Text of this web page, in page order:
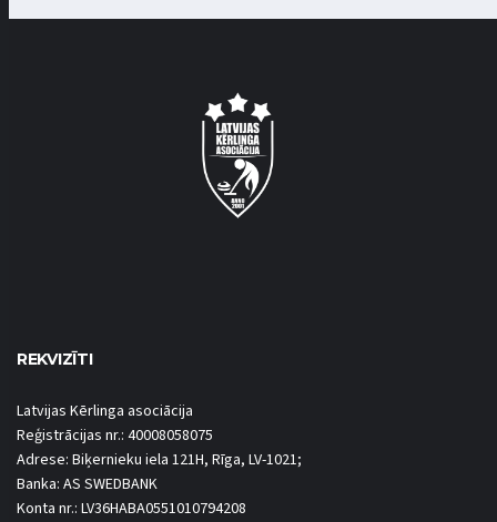
REKVIZĪTI
Latvijas Kērlinga asociācija
Reģistrācijas nr.: 40008058075
Adrese: Biķernieku iela 121H, Rīga, LV-1021;
Banka: AS SWEDBANK
Konta nr.: LV36HABA0551010794208